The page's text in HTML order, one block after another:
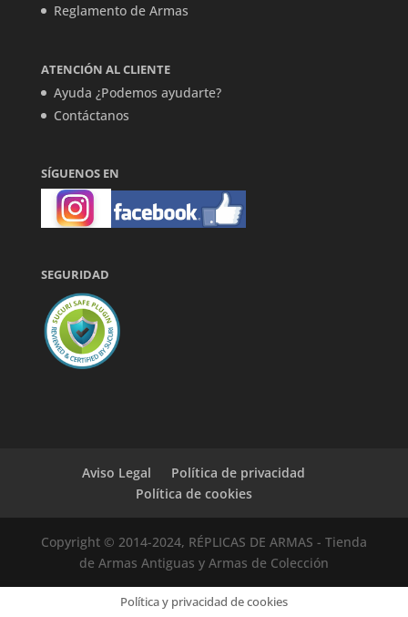
Reglamento de Armas
ATENCIÓN AL CLIENTE
Ayuda ¿Podemos ayudarte?
Contáctanos
SÍGUENOS EN
SEGURIDAD
Aviso Legal
Política de privacidad
Política de cookies
Copyright © 2014-2024, RÉPLICAS DE ARMAS - Tienda
de Armas Antiguas y Armas de Colección
Política y privacidad de cookies